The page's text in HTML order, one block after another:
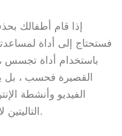
إذا قام أطفالك
فستحتاج إلى أداة
باستخدام أداة تجسس
القصيرة فحسب ، بل
الفيديو وأنشطة
التاليتين لاستعادة الرسائل النصية المحذوفة.